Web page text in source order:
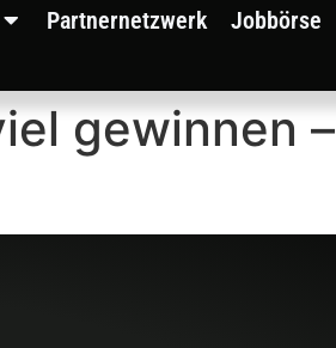
Partnernetzwerk Jobbörse
gewinnen –